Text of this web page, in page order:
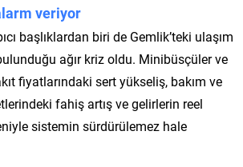
veriyor
başlıklardan biri de Gemlik’teki ulaşım
ağır kriz oldu. Minibüsçüler ve
fiyatlarındaki sert yükseliş, bakım ve
fahiş artış ve gelirlerin reel
sistemin sürdürülemez hale